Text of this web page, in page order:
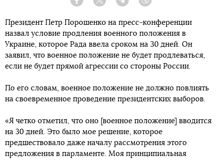
Facebook Twitter Telegram
Президент Петр Порошенко на пресс-конференции
назвал условие продления военного положения в
Украине, которое Рада ввела сроком на 30 дней. Он
заявил, что военное положение не будет продлеваться,
если не будет прямой агрессии со стороны России.
По его словам, военное положение не должно повлиять
на своевременное проведение президентских выборов.
«Я четко отметил, что оно [военное положение] вводится
на 30 дней. Это было мое решение, которое
предшествовало даже началу рассмотрения этого
предложения в парламенте. Моя принципиальная